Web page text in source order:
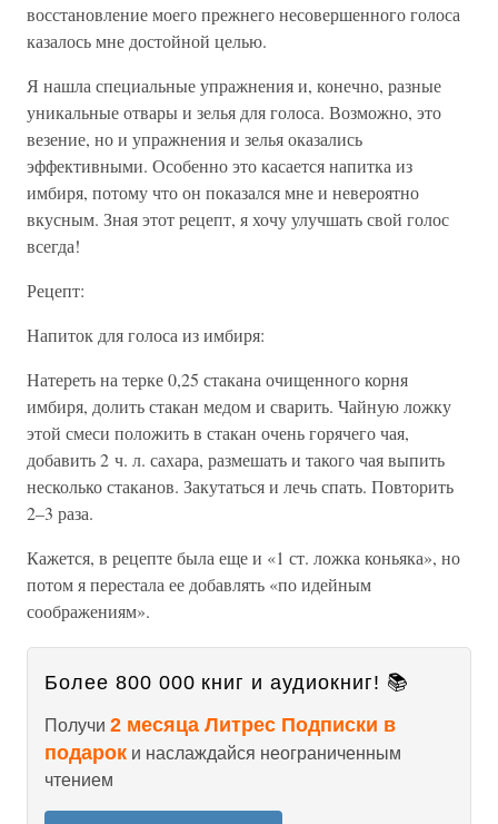
восстановление моего прежнего несовершенного голоса
казалось мне достойной целью.
Я нашла специальные упражнения и, конечно, разные
уникальные отвары и зелья для голоса. Возможно, это
везение, но и упражнения и зелья оказались
эффективными. Особенно это касается напитка из
имбиря, потому что он показался мне и невероятно
вкусным. Зная этот рецепт, я хочу улучшать свой голос
всегда!
Рецепт:
Напиток для голоса из имбиря:
Натереть на терке 0,25 стакана очищенного корня
имбиря, долить стакан медом и сварить. Чайную ложку
этой смеси положить в стакан очень горячего чая,
добавить 2 ч. л. сахара, размешать и такого чая выпить
несколько стаканов. Закутаться и лечь спать. Повторить
2–3 раза.
Кажется, в рецепте была еще и «1 ст. ложка коньяка», но
потом я перестала ее добавлять «по идейным
соображениям».
Более 800 000 книг и аудиокниг! 📚
Получи 2 месяца Литрес Подписки в
подарок и наслаждайся неограниченным
чтением